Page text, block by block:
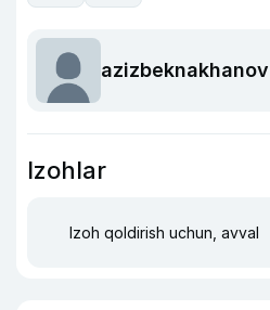
azizbeknakhanov
Izohlar
Izoh qoldirish uchun, avval